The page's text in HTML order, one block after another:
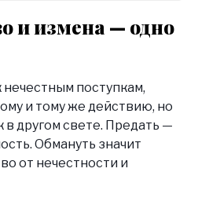
и измена — одно
нечестным поступкам,
и тому же действию, но
другом свете. Предать —
Обмануть значит
от нечестности и